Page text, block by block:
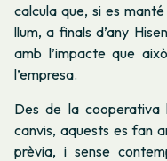
calcula que, si es
llum, a finals d’any
amb l’impacte que
l’empresa.
Des de la
canvis, aquests es fan
prèvia, i sense